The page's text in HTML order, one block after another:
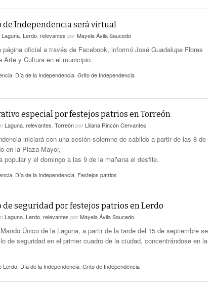
de Independencia será virtual
Laguna Lerdo relevantes porMayela Ávila Saucedo
oficial a través de Facebook, informó José Guadalupe Flores
Arte y Cultura en el municipio.
Día de la Independencia Grito de Independencia
especial por festejos patrios en Torreón
Laguna relevantes Torreónpor Liliana Rincón Cervantes
iniciará con una sesión solemne de cabildo a partir de las 8 de
en la Plaza Mayor,
popular y el domingo a las 9 de la mañana el desfile.
Día de la Independencia Festejos patrios
de seguridad por festejos patrios en Lerdo
Laguna Lerdo relevantes porMayela Ávila Saucedo
Único de la Laguna, a partir de la tarde del 15 de septiembre se
de seguridad en el primer cuadro de la ciudad, concentrándose en la
Lerdo Día de la Independencia Grito de Independencia